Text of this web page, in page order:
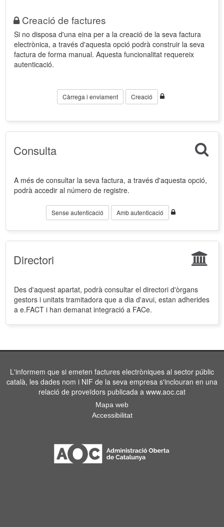
Creació de factures
Si no disposa d'una eina per a la creació de la seva factura
electrònica, a través d'aquesta opció podrà construir la seva
factura de forma manual. Aquesta funcionalitat requereix
autenticació.
Càrrega i enviament Creació
Consulta
A més de consultar la seva factura, a través d'aquesta opció,
podrà accedir al número de registre.
Sense autenticació Amb autenticació
Directori
Des d'aquest apartat, podrà consultar el directori d'òrgans
gestors i unitats tramitadora que a dia d'avui, estan adherides
a e.FACT i han demanat integració a FACe.
L'informem que si emeten factures electròniques al sector públic
català, les dades nom i NIF de la seva empresa s'inclouran en una
relació de proveïdors publicada a www.aoc.cat
Mapa web
Accessibilitat